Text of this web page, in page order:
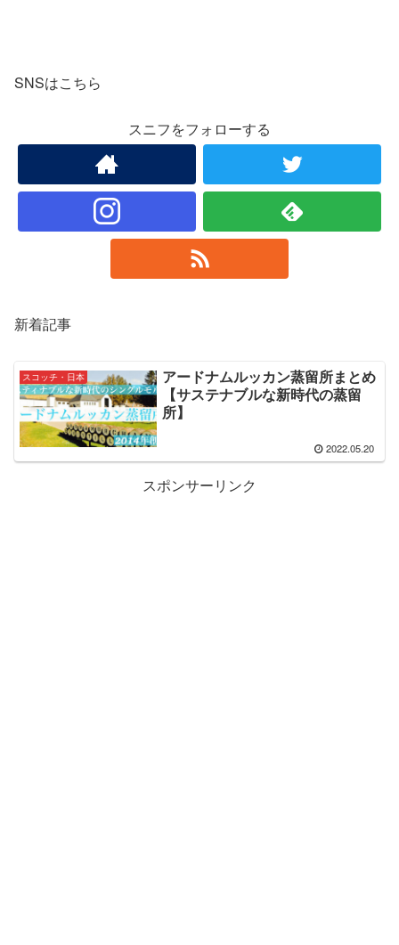
SNSはこちら
スニフをフォローする
新着記事
スコッチ・日本
アードナムルッカン蒸留所まとめ
【サステナブルな新時代の蒸留
所】
2022.05.20
スポンサーリンク